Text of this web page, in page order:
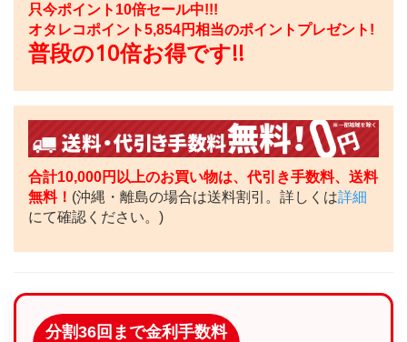
只今ポイント10倍セール中!!!
オタレコポイント5,854円相当のポイントプレゼント!
普段の10倍お得です!!
合計10,000円以上のお買い物は、代引き手数料、送料
無料！ (沖縄・離島の場合は送料割引。詳しくは詳細
にて確認ください。)
分割36回まで金利手数料